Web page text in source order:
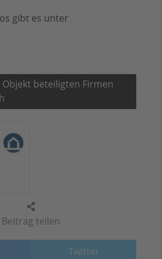
Beitrag teilen
Twitter
gibt es unter
beteiligten Firmen